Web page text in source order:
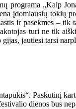
programa „Kaip
įdomiausių tokių
ir pasekmes –
turi ne tik
jautiesi tarsi
Paskutinį
dienos bus